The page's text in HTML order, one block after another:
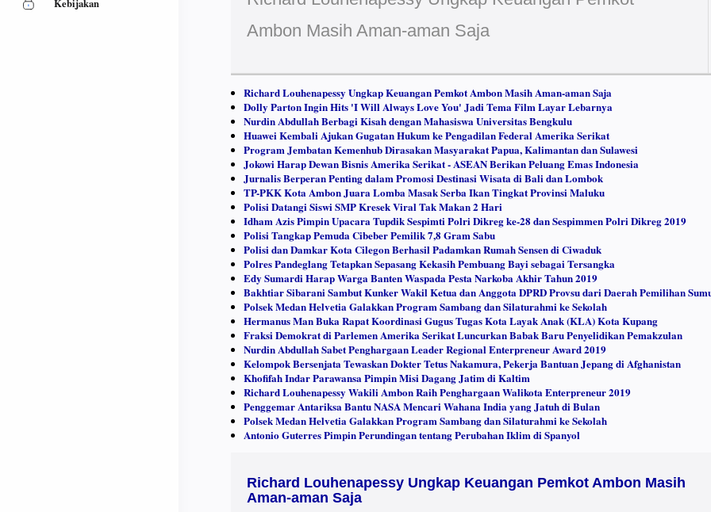
Ambon Masih Aman-aman Saja
Richard Louhenapessy Ungkap Keuangan Pemkot Ambon Masih Aman-aman Saja
Dolly Parton Ingin Hits 'I Will Always Love You' Jadi Tema Film Layar Lebarnya
Nurdin Abdullah Berbagi Kisah dengan Mahasiswa Universitas Bengkulu
Huawei Kembali Ajukan Gugatan Hukum ke Pengadilan Federal Amerika Serikat
Program Jembatan Kemenhub Dirasakan Masyarakat Papua, Kalimantan dan Sulawesi
Jokowi Harap Dewan Bisnis Amerika Serikat - ASEAN Berikan Peluang Emas Indonesia
Jurnalis Berperan Penting dalam Promosi Destinasi Wisata di Bali dan Lombok
TP-PKK Kota Ambon Juara Lomba Masak Serba Ikan Tingkat Provinsi Maluku
Polisi Datangi Siswi SMP Kresek Viral Tak Makan 2 Hari
Idham Azis Pimpin Upacara Tupdik Sespimti Polri Dikreg ke-28 dan Sespimmen Polri Dikreg 2019
Polisi Tangkap Pemuda Cibeber Pemilik 7,8 Gram Sabu
Polisi dan Damkar Kota Cilegon Berhasil Padamkan Rumah Sensen di Ciwaduk
Polres Pandeglang Tetapkan Sepasang Kekasih Pembuang Bayi sebagai Tersangka
Edy Sumardi Harap Warga Banten Waspada Pesta Narkoba Akhir Tahun 2019
Bakhtiar Sibarani Sambut Kunker Wakil Ketua dan Anggota DPRD Provsu dari Daerah Pemilihan
Polsek Medan Helvetia Galakkan Program Sambang dan Silaturahmi ke Sekolah
Hermanus Man Buka Rapat Koordinasi Gugus Tugas Kota Layak Anak (KLA) Kota Kupang
Fraksi Demokrat di Parlemen Amerika Serikat Luncurkan Babak Baru Penyelidikan Pemakzulan
Nurdin Abdullah Sabet Penghargaan Leader Regional Enterpreneur Award 2019
Kelompok Bersenjata Tewaskan Dokter Tetus Nakamura, Pekerja Bantuan Jepang di Afghanistan
Khofifah Indar Parawansa Pimpin Misi Dagang Jatim di Kaltim
Richard Louhenapessy Wakili Ambon Raih Penghargaan Walikota Enterpreneur 2019
Penggemar Antariksa Bantu NASA Mencari Wahana India yang Jatuh di Bulan
Polsek Medan Helvetia Galakkan Program Sambang dan Silaturahmi ke Sekolah
Antonio Guterres Pimpin Perundingan tentang Perubahan Iklim di Spanyol
Richard Louhenapessy Ungkap Keuangan Pemkot Ambon Masih
Aman-aman Saja
Kebijakan